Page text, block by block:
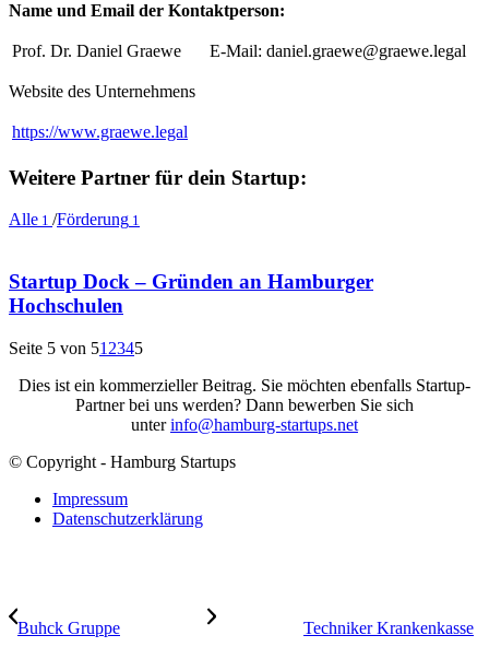
Name und Email der Kontaktperson:
Prof. Dr. Daniel Graewe E-Mail: daniel.graewe@graewe.legal
Website des Unternehmens
https://www.graewe.legal
Weitere Partner für dein Startup:
Alle 1 /Förderung 1
Startup Dock – Gründen an Hamburger
Hochschulen
Seite 5 von 51 2345
Dies ist ein kommerzieller Beitrag. Sie möchten ebenfalls Startup-
Partner bei uns werden? Dann bewerben Sie sich
unterinfo@hamburg-startups.net
© Copyright - Hamburg Startups
Impressum
Datenschutzerklärung
Buhck Gruppe Techniker Krankenkasse